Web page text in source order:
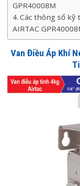
GPR40008M
Các thông số kỹ
AIRTAC
Van Điều Áp Khí